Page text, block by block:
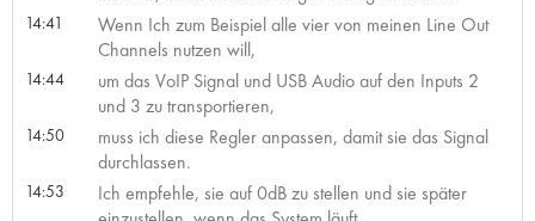
14:41
Wenn Ich zum Beispiel alle vier von meinen Line Out
Channels nutzen will,
14:44
um das VoIP Signal und USB Audio auf den Inputs 2
und 3 zu transportieren,
14:50
muss ich diese Regler anpassen, damit sie das Signal
durchlassen.
14:53
Ich empfehle, sie auf 0dB zu stellen und sie später